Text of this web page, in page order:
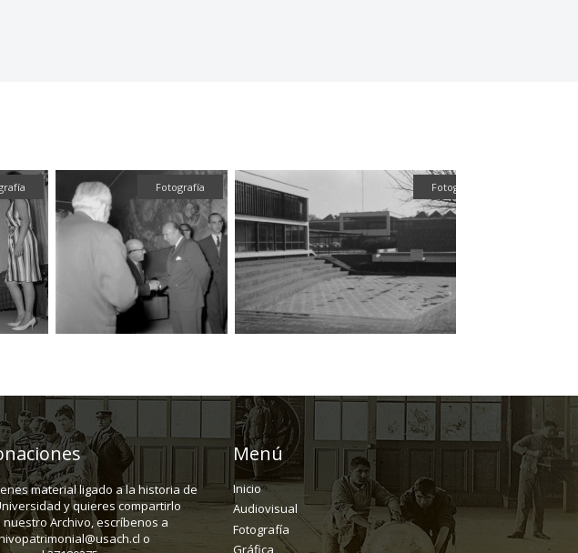
Fotografía Fotografía
material ligado a la historia de
y quieres compartirlo
nuestro Archivo, escríbenos a
o
Menú
Inicio
Audiovisual
Fotografía